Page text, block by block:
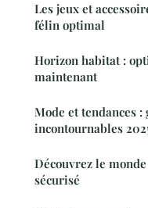
Les jeux et
félin optimal
Horizon habitat :
maintenant
Mode et tendances :
incontournables
Découvrez le
sécurisé